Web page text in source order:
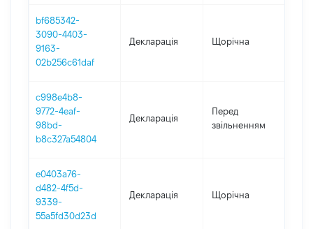
bf685342-
3090-4403-
9163-
02b256c61daf
Декларація Щорічна
c998e4b8-
9772-4eaf-
98bd-
b8c327a54804
Декларація
Перед
звільненням
e0403a76-
d482-4f5d-
9339-
55a5fd30d23d
Декларація Щорічна